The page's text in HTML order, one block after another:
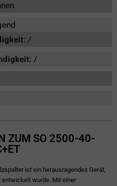
/
/
ZUM SO 2500-40-
ist ein herausragendes Gerät,
wurde. Mit einer